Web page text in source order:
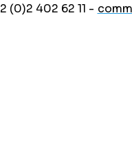
(0)2 402 62 11 -